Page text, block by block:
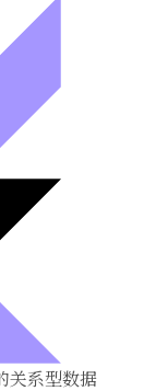
关系型数据